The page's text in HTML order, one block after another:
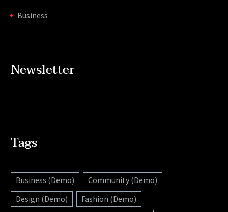
Business
Newsletter
Tags
Business (Demo)
Community (Demo)
Design (Demo)
Fashion (Demo)